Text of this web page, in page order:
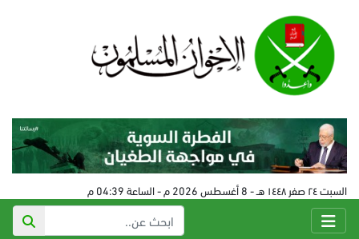
السبت ٢٤ صفر ١٤٤٨ هـ - 8 أغسطس 2026 م - الساعة 04:39 م